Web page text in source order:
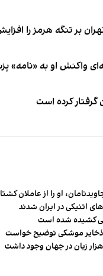
بر تنگه هرمز را
واکنش او به «نامه»
گرفتار کرده است
او را از عاملان
اتنیکی در ایران شدند
کشیده شده است
موشکی توضیح خواست